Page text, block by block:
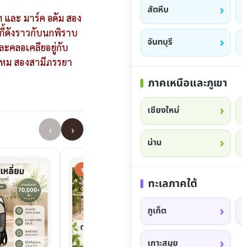
ละ มาร์ค อดัม สอง
ดังราวกับนกพิราบ
คลอเคลียอยู่กับ
ม สองสามีภรรยา
‹ ›
ขายดี
สัตหีบ
จันทบุรี
ภาคเหนือและภูเขา
เชียงใหม่
น่าน
ทะเลภาคใต้
ภูเก็ต
เกาะสมุย